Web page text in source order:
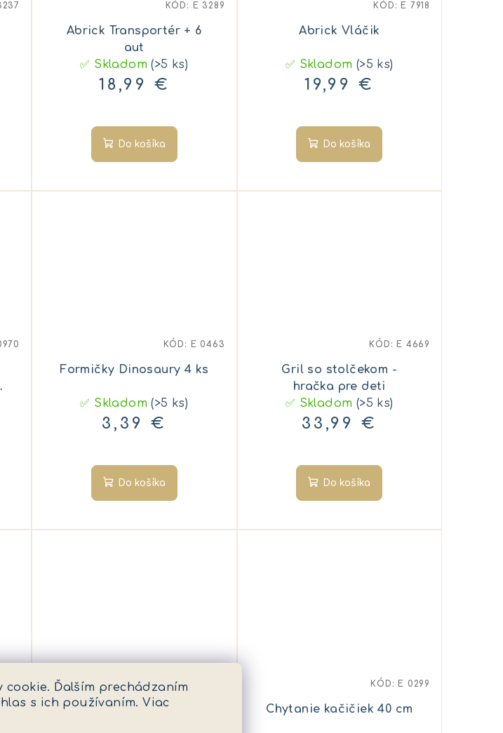
Ďalším prechádzaním
s ich používaním. Viac
Abrick Transportér + 6
aut
✅ Skladom(>5 ks)
18,99 €
Do košíka
KÓD: E 3289
Abrick Vláčik
✅ Skladom (>5 ks)
19,99 €
Do košíka
KÓD: E 7918
Formičky Dinosaury 4 ks
✅ Skladom(>5 ks)
3,39 €
Do košíka
KÓD: E 0463
Gril so stolčekom -
hračka pre deti
✅ Skladom (>5 ks)
33,99 €
Do košíka
KÓD: E 4669
Chyť loptičku, hra
KÓD:
Chytanie kačičiek 40 cm
KÓD: E 0299